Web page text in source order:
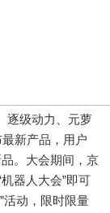
级动力、元萝
新产品，用户
。大会期间，京
器人大会”即可
活动，限时限量